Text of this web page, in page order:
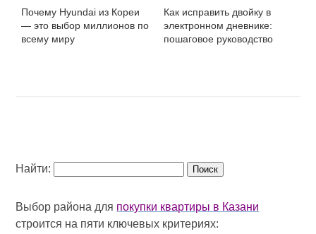
Почему Hyundai из Кореи
— это выбор миллионов по
всему миру
Как исправить двойку в
электронном дневнике:
пошаговое руководство
Найти:
Выбор района для покупки квартиры в Казани
строится на пяти ключевых критериях: